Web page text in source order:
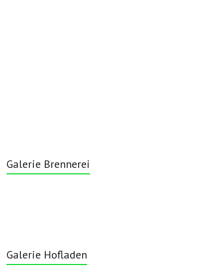
Galerie Brennerei
Galerie Hofladen